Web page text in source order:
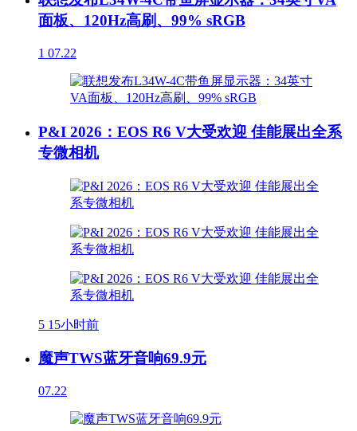
面板、120Hz高刷、99% sRGB
1 07.22
P&I 2026：EOS R6 V大受欢迎 佳能展出全系
专微相机
5 15小时前
魔声TWS蓝牙音响69.9元
07.22